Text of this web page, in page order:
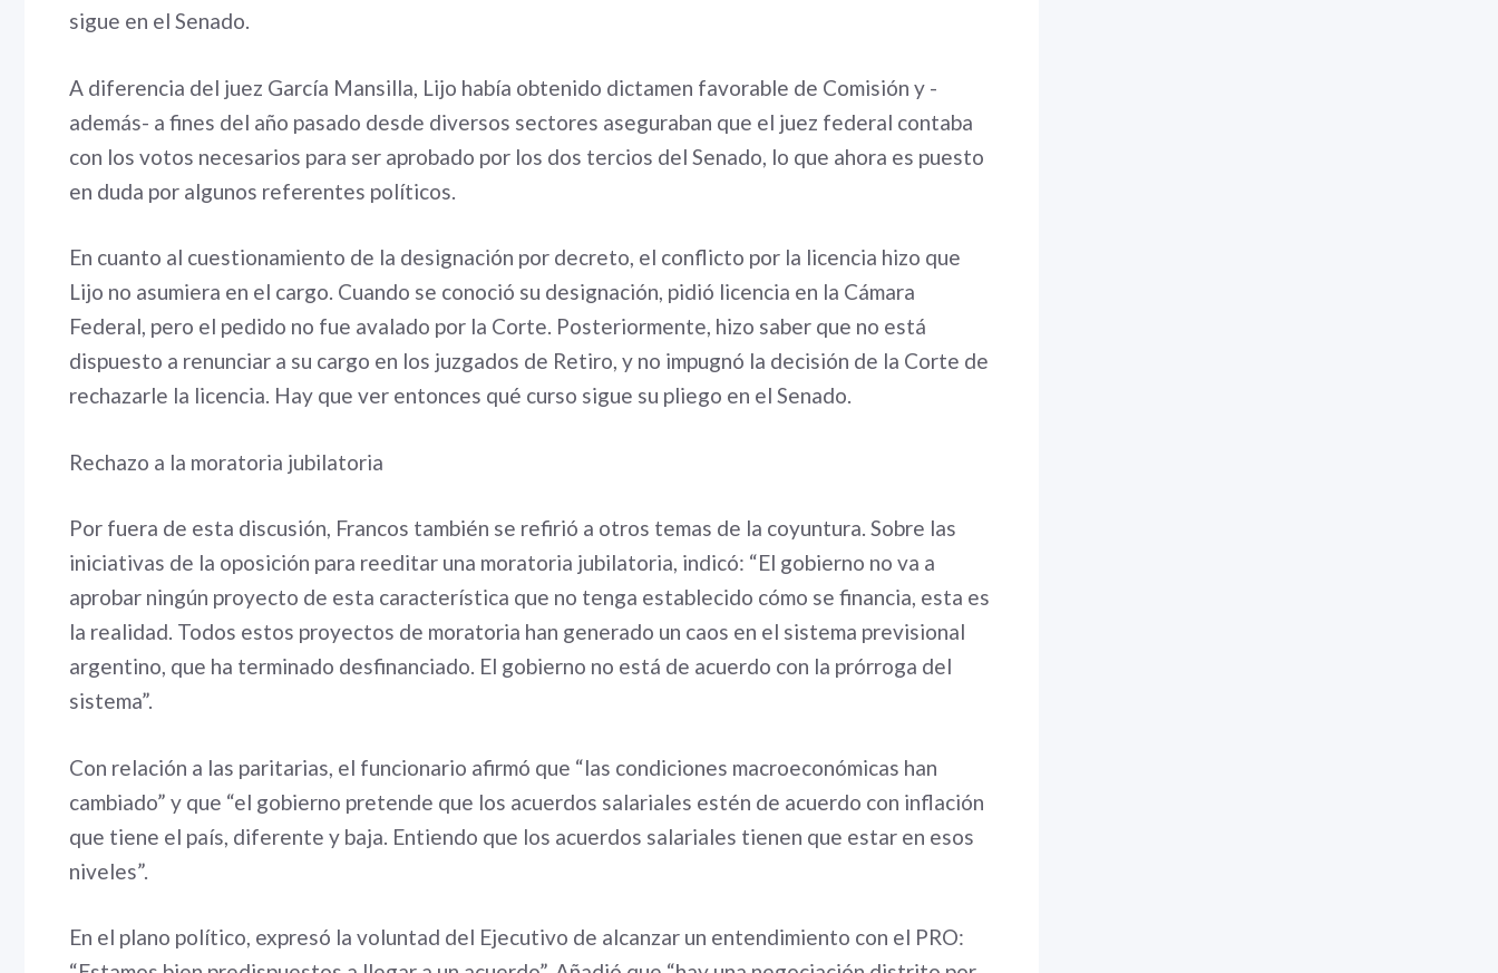
sigue en el Senado.
A diferencia del juez García Mansilla, Lijo había obtenido dictamen favorable de Comisión y -
además- a fines del año pasado desde diversos sectores aseguraban que el juez federal contaba
con los votos necesarios para ser aprobado por los dos tercios del Senado, lo que ahora es puesto
en duda por algunos referentes políticos.
En cuanto al cuestionamiento de la designación por decreto, el conflicto por la licencia hizo que
Lijo no asumiera en el cargo. Cuando se conoció su designación, pidió licencia en la Cámara
Federal, pero el pedido no fue avalado por la Corte. Posteriormente, hizo saber que no está
dispuesto a renunciar a su cargo en los juzgados de Retiro, y no impugnó la decisión de la Corte de
rechazarle la licencia. Hay que ver entonces qué curso sigue su pliego en el Senado.
Rechazo a la moratoria jubilatoria
Por fuera de esta discusión, Francos también se refirió a otros temas de la coyuntura. Sobre las
iniciativas de la oposición para reeditar una moratoria jubilatoria, indicó: “El gobierno no va a
aprobar ningún proyecto de esta característica que no tenga establecido cómo se financia, esta es
la realidad. Todos estos proyectos de moratoria han generado un caos en el sistema previsional
argentino, que ha terminado desfinanciado. El gobierno no está de acuerdo con la prórroga del
sistema”.
Con relación a las paritarias, el funcionario afirmó que “las condiciones macroeconómicas han
cambiado” y que “el gobierno pretende que los acuerdos salariales estén de acuerdo con inflación
que tiene el país, diferente y baja. Entiendo que los acuerdos salariales tienen que estar en esos
niveles”.
En el plano político, expresó la voluntad del Ejecutivo de alcanzar un entendimiento con el PRO: